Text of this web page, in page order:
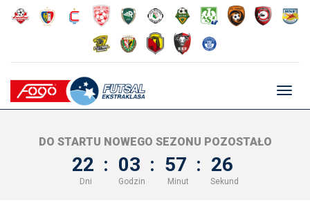
DO STARTU NOWEGO SEZONU POZOSTAŁO
22 : 03 : 57 : 25
Dni Godzin Minut Sekund